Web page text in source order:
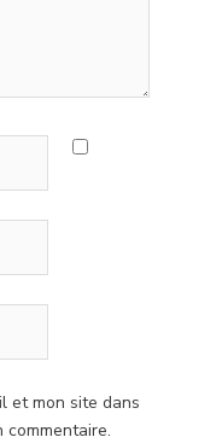
et mon site dans